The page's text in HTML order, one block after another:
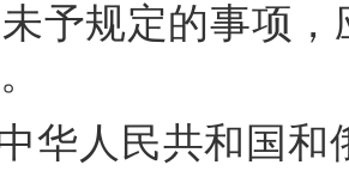
予规定的事项
华人民共和国